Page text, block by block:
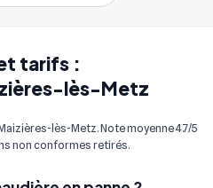
tarifs :
lès-Metz
lès-Metz. Note moyenne 4.7/5
non conformes retirés.